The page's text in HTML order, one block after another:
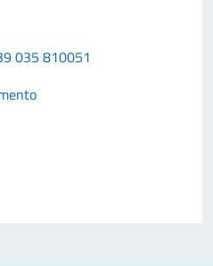
035 810051